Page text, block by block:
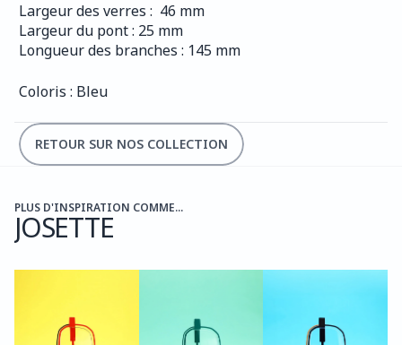
Largeur des verres :  46 mm
Largeur du pont : 25 mm
Longueur des branches : 145 mm
Coloris : Bleu
RETOUR SUR NOS COLLECTION
PLUS D'INSPIRATION COMME...
JOSETTE